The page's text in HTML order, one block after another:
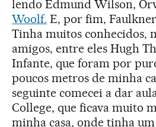
lendo Edmund Wilson,
Woolf. E, por fim,
Tinha muitos conhecidos,
amigos, entre eles Hugh
Infante, que foram por
poucos metros de minha
seguinte comecei a dar
College, que ficava muito
minha casa, onde tinha